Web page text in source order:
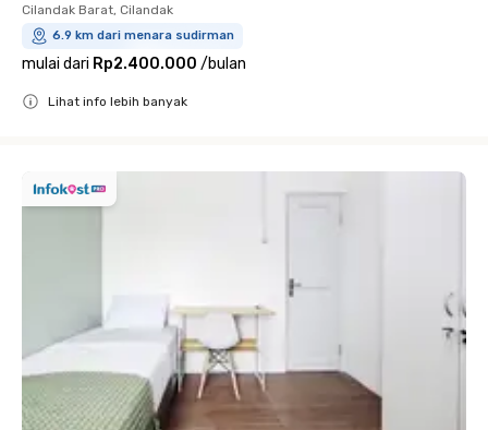
Cilandak Barat, Cilandak
6.9 km dari menara sudirman
mulai dari Rp2.400.000 /bulan
Lihat info lebih banyak